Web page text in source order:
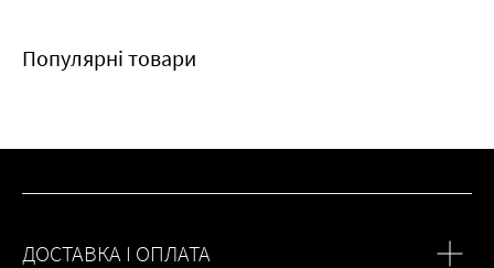
Популярні товари
ДОСТАВКА І ОПЛАТА